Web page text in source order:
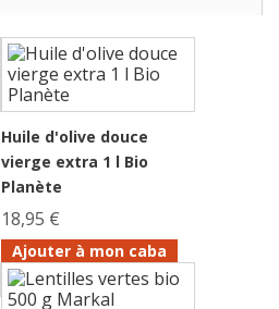
Huile d'olive douce
vierge extra 1 l Bio
Planète
18,95 €
Ajouter à mon caba